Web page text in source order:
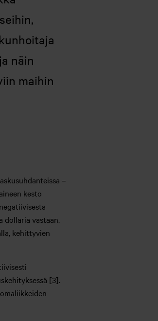
näin
maihin
–
kesto
dollaria vastaan.
kehittyvien
[3].